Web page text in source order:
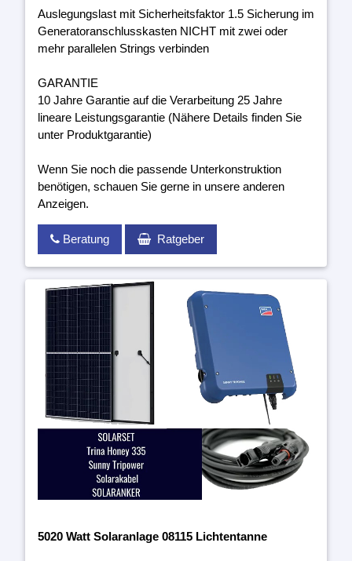
Auslegungslast mit Sicherheitsfaktor 1.5 Sicherung im
Generatoranschlusskasten NICHT mit zwei oder
mehr parallelen Strings verbinden
GARANTIE
10 Jahre Garantie auf die Verarbeitung 25 Jahre
lineare Leistungsgarantie (Nähere Details finden Sie
unter Produktgarantie)
Wenn Sie noch die passende Unterkonstruktion
benötigen, schauen Sie gerne in unsere anderen
Anzeigen.
Beratung Ratgeber
5020 Watt Solaranlage 08115 Lichtentanne